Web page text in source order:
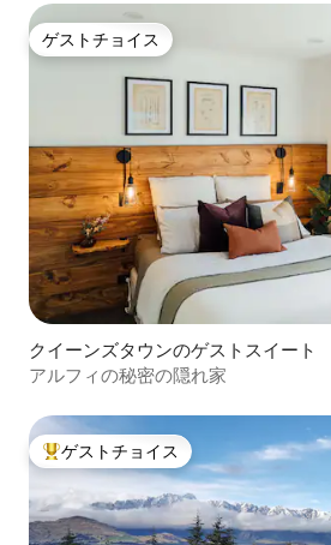
ゲストチョイス
ゲストチョイス
クイーンズタウンのゲストスイート
アルフィの秘密の隠れ家
大好評のゲストチョイスです。
ゲストチョイス